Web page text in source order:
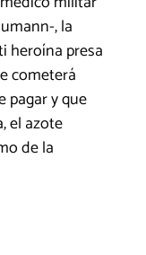
, la
heroína presa
cometerá
pagar y que
el azote
de la